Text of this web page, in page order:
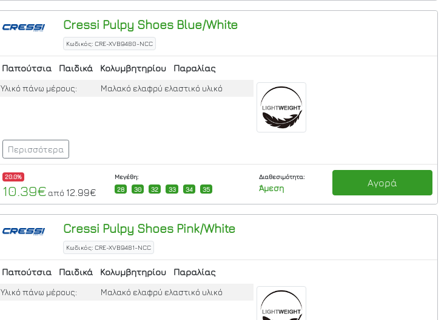
Cressi Pulpy Shoes Blue/White
Κωδικός: CRE-XVB9480-NCC
Παπούτσια Παιδικά Κολυμβητηρίου Παραλίας
Υλικό πάνω μέρους: Μαλακό ελαφρύ ελαστικό υλικό
Περισσότερα
20.0%
10.39€ από 12.99€
Μεγέθη:
28
30 32 33 34 35
Διαθεσιμότητα:
Άμεση Αγορά
Cressi Pulpy Shoes Pink/White
Κωδικός: CRE-XVB9481-NCC
Παπούτσια Παιδικά Κολυμβητηρίου Παραλίας
Υλικό πάνω μέρους: Μαλακό ελαφρύ ελαστικό υλικό